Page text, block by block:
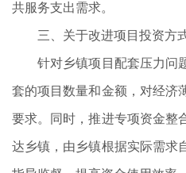
共服务支出需求。
三、关于改进项目投资方
针对乡镇项目配套压力问
套的项目数量和金额，对经济
要求。同时，推进专项资金整
达乡镇，由乡镇根据实际需求